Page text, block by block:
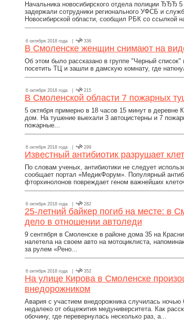
Начальника новосибирского отдела полиции ЂЂЂ
задержали сотрудники регионального УФСБ и
Новосибирской области, сообщил РБК со ссылкой
6 октября 2018 года | 336
В Смоленске женщин снимают на
Об этом было рассказано в группе "Черный
посетить ТЦ и зашли в дамскую комнату, где
6 октября 2018 года | 215
В Смоленской области 7 пожарных
5 октября примерно в 18 часов 15 минут в деревне
дом. На тушение выехали 3 автоцистерны и 7
пожарные...
6 октября 2018 года | 299
Известный антибиотик разрушает
По словам ученых, антибиотики не следует
сообщает портал «МедикФорум». Популярный
фторхинолонов повреждает геном важнейших
6 октября 2018 года | 282
25-летний байкер погиб на месте: в
дело в отношении автоледи
9 сентября в Смоленске в районе дома 35 на
налетела на своем авто на мотоциклиста,
за рулем «Рено...
6 октября 2018 года | 352
На улице Кирова в Смоленске
внедорожником
Авария с участием внедорожника случилась ночью
недалеко от общежития медуниверситета. Как
обочину, где перевернулась несколько раз, а...